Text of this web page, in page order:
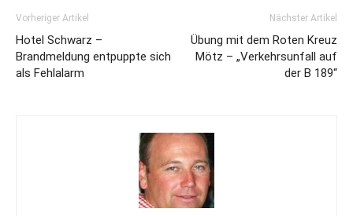
Vorheriger Artikel
Hotel Schwarz –
Brandmeldung entpuppte sich
als Fehlalarm
Nächster Artikel
Übung mit dem Roten Kreuz
Mötz – „Verkehrsunfall auf
der B 189“